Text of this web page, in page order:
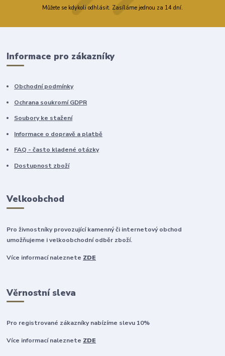
Můžete se kdykoli odhlásit. Zasíláme jednou za 14 dní.
Informace pro zákazníky
Obchodní podmínky
Ochrana soukromí GDPR
Soubory ke stažení
Informace o dopravě a platbě
FAQ - často kladené otázky
Dostupnost zboží
Velkoobchod
Pro živnostníky provozující kamenný či internetový obchod
umožňujeme i velkoobchodní odběr zboží.
Více informací naleznete ZDE
Věrnostní sleva
Pro registrované zákazníky nabízíme slevu 10%
Více informací naleznete ZDE